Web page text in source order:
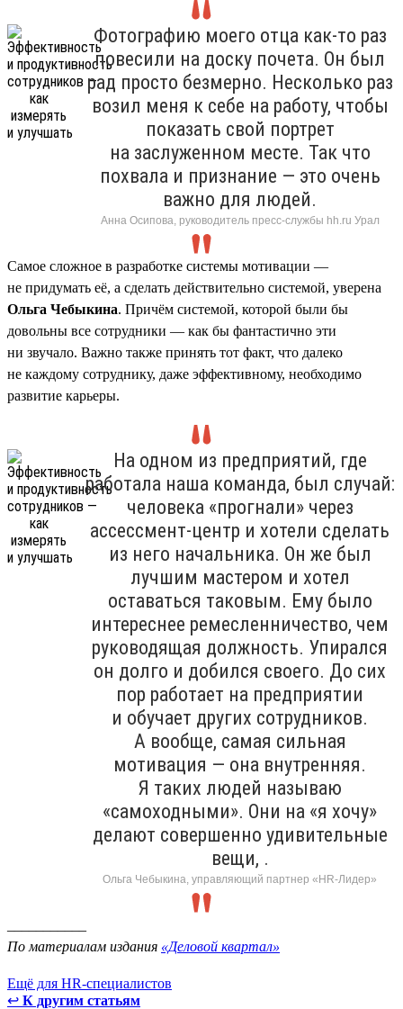
Фотографию моего отца как-то раз
повесили на доску почета. Он был
рад просто безмерно. Несколько раз
возил меня к себе на работу, чтобы
показать свой портрет
на заслуженном месте. Так что
похвала и признание — это очень
важно для людей.
Анна Осипова, руководитель пресс-службы hh.ru Урал
Самое сложное в разработке системы мотивации —
не придумать её, а сделать действительно системой, уверена
Ольга Чебыкина. Причём системой, которой были бы
довольны все сотрудники — как бы фантастично эти
ни звучало. Важно также принять тот факт, что далеко
не каждому сотруднику, даже эффективному, необходимо
развитие карьеры.
На одном из предприятий, где
работала наша команда, был случай:
человека «прогнали» через
ассессмент-центр и хотели сделать
из него начальника. Он же был
лучшим мастером и хотел
оставаться таковым. Ему было
интереснее ремесленничество, чем
руководящая должность. Упирался
он долго и добился своего. До сих
пор работает на предприятии
и обучает других сотрудников.
А вообще, самая сильная
мотивация — она внутренняя.
Я таких людей называю
«самоходными». Они на «я хочу»
делают совершенно удивительные
вещи, .
Ольга Чебыкина, управляющий партнер «HR-Лидер»
По материалам издания «Деловой квартал»
Ещё для HR-специалистов
↩ К другим статьям